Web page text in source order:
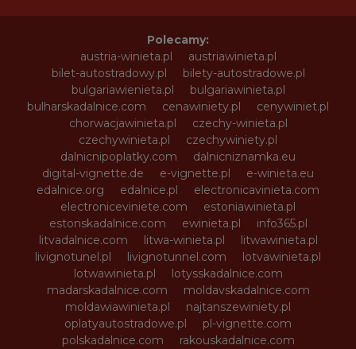
Polecamy:
austria-winieta.pl
austriawinieta.pl
bilet-autostradowy.pl
bilety-autostradowe.pl
bulgariawienieta.pl
bulgariawinieta.pl
bulharskadalnice.com
cenawiniety.pl
cenywiniet.pl
chorwacjawinieta.pl
czechy-winieta.pl
czechywinieta.pl
czechywiniety.pl
dalnicnipoplatky.com
dalnicniznamka.eu
digital-vignette.de
e-vignette.pl
e-winieta.eu
edalnice.org
edalnice.pl
electronicavinieta.com
electroniceviniete.com
estoniawinieta.pl
estonskadalnice.com
ewinieta.pl
info365.pl
litvadalnice.com
litwa-winieta.pl
litwawinieta.pl
livignotunel.pl
livignotunnel.com
lotvawinieta.pl
lotwawinieta.pl
lotysskadalnice.com
madarskadalnice.com
moldavskadalnice.com
moldawiawinieta.pl
najtanszewiniety.pl
oplatyautostradowe.pl
pl-vignette.com
polskadalnice.com
rakouskadalnice.com